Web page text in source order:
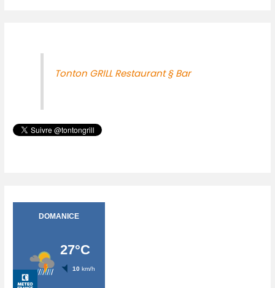
Tonton GRILL Restaurant § Bar